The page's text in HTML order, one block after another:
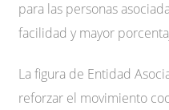
para las personas
facilidad y mayor
La figura de Entidad
reforzar el movimiento